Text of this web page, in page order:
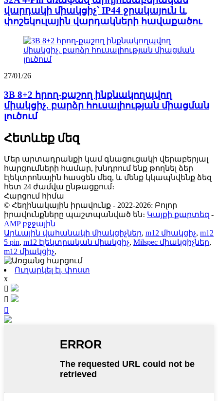
վարդակի միակցիչ՝ IP44 ջրակայուն և
փոշեկուլային վարդակների հավաքածու
27/01/26
3B 8+2 հրող-քաշող ինքնակողպվող
միակցիչ. բարձր հուսալիության միացման
լուծում
Հետևեք մեզ
Մեր արտադրանքի կամ գնացուցակի վերաբերյալ
հարցումների համար, խնդրում ենք թողնել ձեր
էլեկտրոնային հասցեն մեզ, և մենք կկապնվենք ձեզ
հետ 24 ժամվա ընթացքում։
Հարցում հիմա
© Հեղինակային իրավունք - 2022-2026: Բոլոր
իրավունքները պաշտպանված են։ Կայքի քարտեզ -
AMP բջջային
Արևային վահանակի միակցիչներ, m12 միակցիչ, m12
5 pin, m12 էլեկտրական միակցիչ, Milspec միակցիչներ,
m12 միակցիչ,
Ուղարկել էլ. փոստ
x


